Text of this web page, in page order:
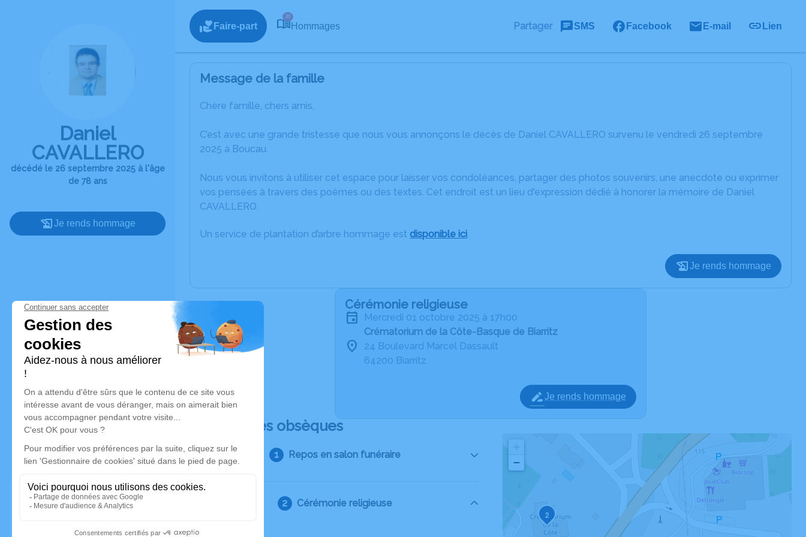
Daniel
CAVALLERO
décédé le 26 septembre 2025 à l'âge
de 78 ans
Je rends hommage
Faire-part
20
Hommages Partager SMS Facebook E-mail Lien
Message de la famille
Chère famille, chers amis,
C’est avec une grande tristesse que nous vous annonçons le décès de Daniel CAVALLERO survenu le vendredi 26 septembre
2025 à Boucau.
Nous vous invitons à utiliser cet espace pour laisser vos condoléances, partager des photos souvenirs, une anecdote ou exprimer
vos pensées à travers des poèmes ou des textes. Cet endroit est un lieu d'expression dédié à honorer la mémoire de Daniel
CAVALLERO.
Un service de plantation d’arbre hommage est disponible ici.
Je rends hommage
Cérémonie religieuse
mercredi 01 octobre 2025 à 17h00
Crématorium de la Côte-Basque de Biarritz
24 Boulevard Marcel Dassault
64200 Biarritz
Je rends hommage
Déroulé des obsèques
Repos en salon funéraire
Cérémonie religieuse
2
−